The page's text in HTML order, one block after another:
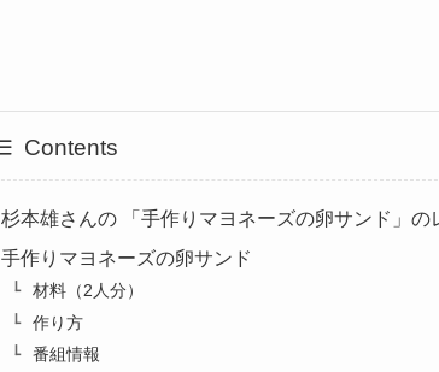
Contents
杉本雄さんの 「手作りマヨネーズの卵サンド」の
手作りマヨネーズの卵サンド
材料（2人分）
作り方
番組情報